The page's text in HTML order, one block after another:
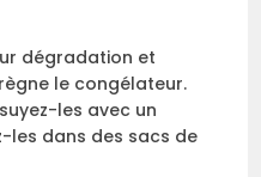
dégradation et
le congélateur.
les avec un
les dans des sacs de